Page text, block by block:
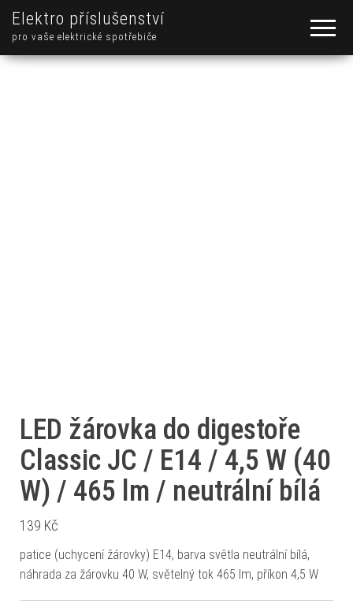
Elektro příslušenství
pro vaše elektrické spotřebiče
LED žárovka do digestoře
Classic JC / E14 / 4,5 W (40
W) / 465 lm / neutrální bílá
139 Kč
patice (uchycení žárovky) E14, barva světla neutrální bílá,
náhrada za žárovku 40 W, světelný tok 465 lm, příkon 4,5 W